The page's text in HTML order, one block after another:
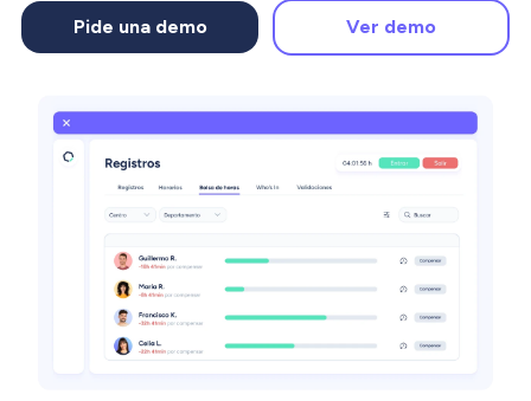
Pide una demo Ver demo